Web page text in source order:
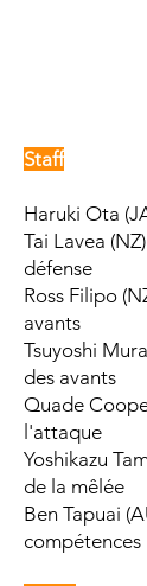
Staff
Haruki Ota
Tai Lavea
défense
Ross Filipo
avants
Tsuyoshi
des avants
Quade
l'attaque
Yoshikazu
de la mêlée
Ben Tapuai
compétences